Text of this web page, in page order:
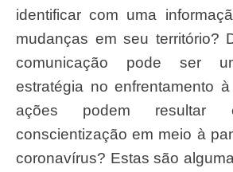
identificar com uma
mudanças em seu território?
comunicação pode ser
estratégia no enfrentamento
ações podem
conscientização em meio à
coronavírus? Estas são